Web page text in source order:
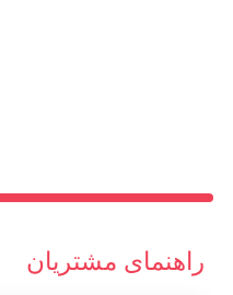
راهنمای مشتریان